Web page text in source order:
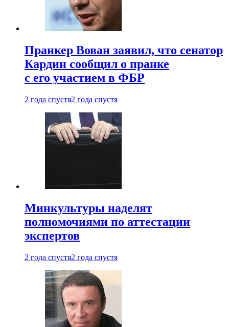
Пранкер Вован заявил, что сенатор
Кардин сообщил о пранке
с его участием в ФБР
2 года спустя2 года спустя
Минкультуры наделят
полномочиями по аттестации
экспертов
2 года спустя2 года спустя